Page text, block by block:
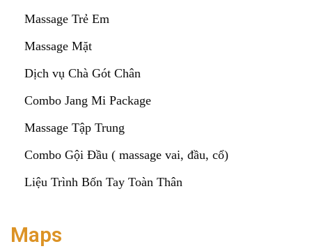
Massage Trẻ Em
Massage Mặt
Dịch vụ Chà Gót Chân
Combo Jang Mi Package
Massage Tập Trung
Combo Gội Đầu ( massage vai, đầu, cổ)
Liệu Trình Bốn Tay Toàn Thân
Maps